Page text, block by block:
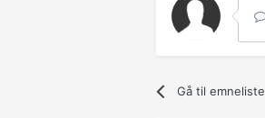
Gå til emneliste